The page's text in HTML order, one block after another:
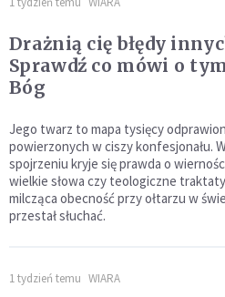
Drażnią cię błędy
Sprawdź co mówi o
Bóg
Jego twarz to mapa tysięcy
powierzonych w ciszy konfesjonału.
spojrzeniu kryje się prawda o
wielkie słowa czy teologiczne
milcząca obecność przy ołtarzu w
przestał słuchać.
1 tydzień temu WIARA